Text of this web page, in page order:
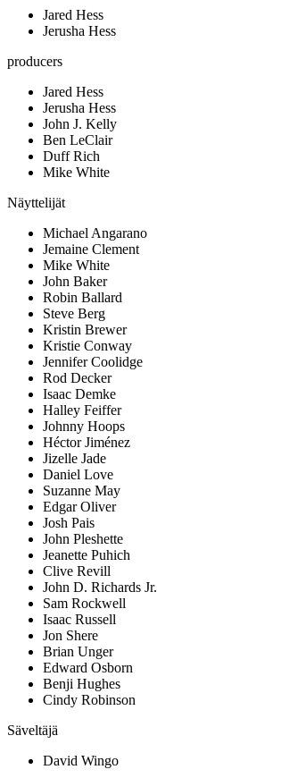
Jared Hess
Jerusha Hess
producers
Jared Hess
Jerusha Hess
John J. Kelly
Ben LeClair
Duff Rich
Mike White
Näyttelijät
Michael Angarano
Jemaine Clement
Mike White
John Baker
Robin Ballard
Steve Berg
Kristin Brewer
Kristie Conway
Jennifer Coolidge
Rod Decker
Isaac Demke
Halley Feiffer
Johnny Hoops
Héctor Jiménez
Jizelle Jade
Daniel Love
Suzanne May
Edgar Oliver
Josh Pais
John Pleshette
Jeanette Puhich
Clive Revill
John D. Richards Jr.
Sam Rockwell
Isaac Russell
Jon Shere
Brian Unger
Edward Osborn
Benji Hughes
Cindy Robinson
Säveltäjä
David Wingo